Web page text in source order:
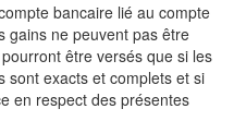
bancaire lié au compte
gains ne peuvent pas être
être versés que si les
sont exacts et complets et si
en respect des présentes